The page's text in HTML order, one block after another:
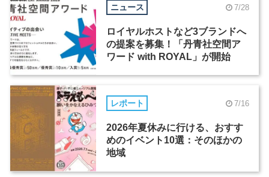
ニュース 7/28
ロイヤルホストなど3ブランドへ
の提案を募集！「丹青社空間ア
ワード with ROYAL」が開始
レポート 7/16
2026年夏休みに行ける、おすす
めのイベント10選：そのほかの
地域